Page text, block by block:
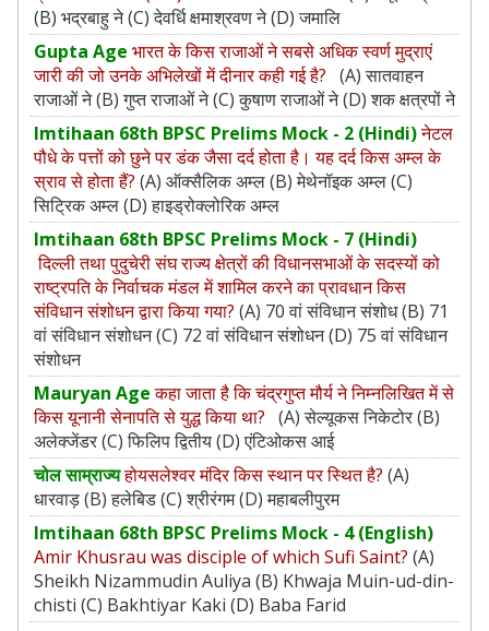
(B) भद्रबाहु ने (C) देवर्धि क्षमाश्रवण ने (D) जमालि
Gupta Age भारत के किस राजाओं ने सबसे अधिक स्वर्ण मुद्राएं
जारी की जो उनके अभिलेखों में दीनार कही गई है? (A) सातवाहन
राजाओं ने (B) गुप्त राजाओं ने (C) कुषाण राजाओं ने (D) शक क्षत्रपों ने
Imtihaan 68th BPSC Prelims Mock - 2 (Hindi)नेटल
पौधे के पत्तों को छुने पर डंक जैसा दर्द होता है। यह दर्द किस अम्ल के
स्राव से होता हैं? (A) ऑक्सैलिक अम्ल (B) मेथेनॉइक अम्ल (C)
सिट्रिक अम्ल (D) हाइड्रोक्लोरिक अम्ल
Imtihaan 68th BPSC Prelims Mock - 7 (Hindi)
दिल्ली तथा पुदुचेरी संघ राज्य क्षेत्रों की विधानसभाओं के सदस्यों को
राष्ट्रपति के निर्वाचक मंडल में शामिल करने का प्रावधान किस
संविधान संशोधन द्वारा किया गया? (A) 70 वां संविधान संशोध (B) 71
वां संविधान संशोधन (C) 72 वां संविधान संशोधन (D) 75 वां संविधान
संशोधन
Mauryan Age कहा जाता है कि चंद्रगुप्त मौर्य ने निम्नलिखित में से
किस यूनानी सेनापति से युद्ध किया था? (A) सेल्यूकस निकेटोर (B)
अलेक्जेंडर (C) फिलिप द्वितीय (D) एंटिओकस आई
चोल साम्राज्यहोयसलेश्वर मंदिर किस स्थान पर स्थित है? (A)
धारवाड़ (B) हलेबिड (C) श्रीरंगम (D) महाबलीपुरम
Imtihaan 68th BPSC Prelims Mock - 4 (English)
Amir Khusrau was disciple of which Sufi Saint? (A)
Sheikh Nizammudin Auliya (B) Khwaja Muin-ud-din-
chisti (C) Bakhtiyar Kaki (D) Baba Farid